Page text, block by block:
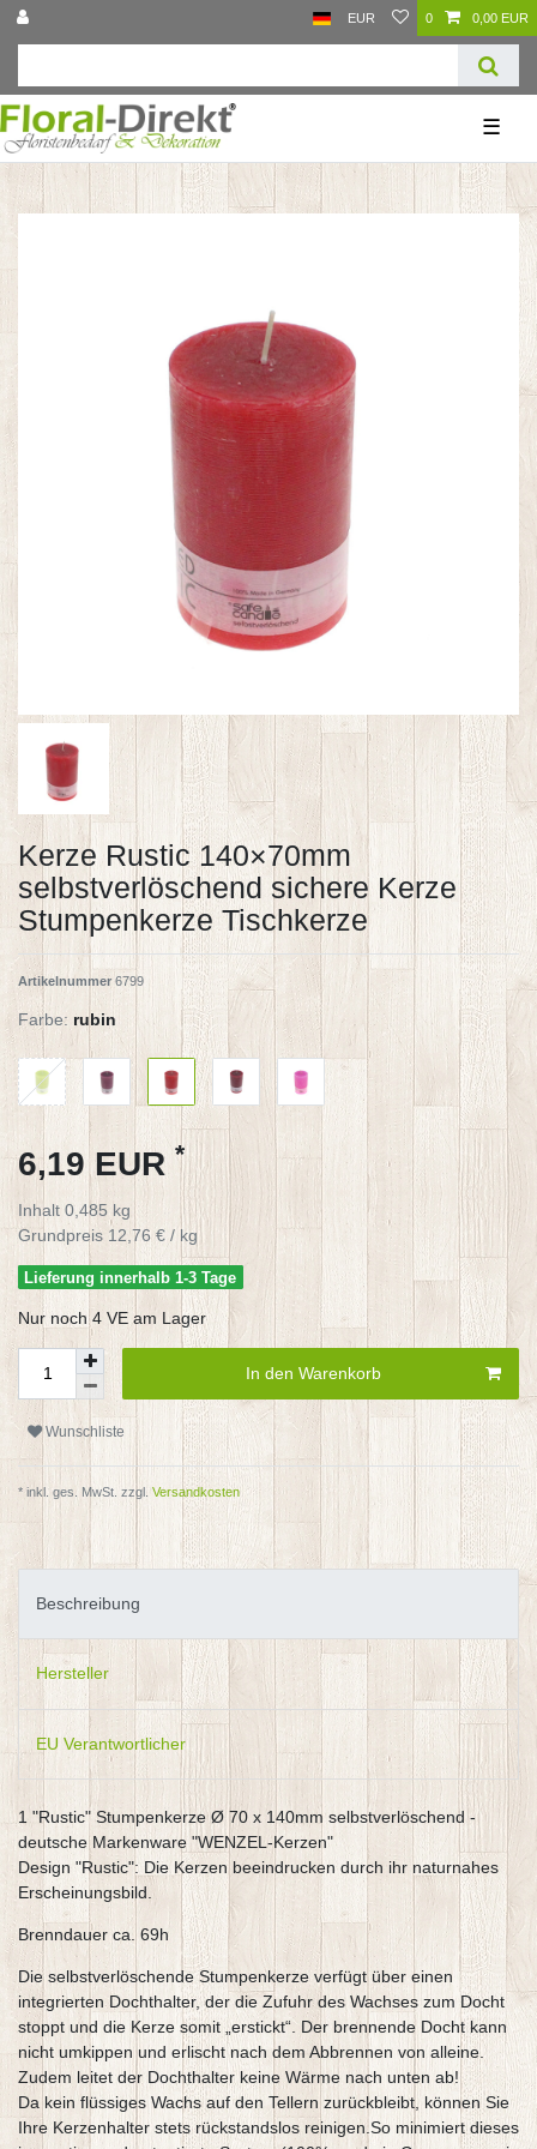
EUR 0 0,00 EUR
☰
Kerze Rustic 140×70mm
selbstverlöschend sichere Kerze
Stumpenkerze Tischkerze
Artikelnummer 6799
Farbe: rubin
6,19 EUR *
Inhalt 0,485 kg
Grundpreis 12,76 € / kg
Lieferung innerhalb 1-3 Tage
Nur noch 4 VE am Lager
In den Warenkorb
Wunschliste
* inkl. ges. MwSt. zzgl. Versandkosten
Beschreibung
Hersteller
EU Verantwortlicher
1 "Rustic" Stumpenkerze Ø 70 x 140mm selbstverlöschend -
deutsche Markenware "WENZEL-Kerzen"
Design "Rustic": Die Kerzen beeindrucken durch ihr naturnahes
Erscheinungsbild.
Brenndauer ca. 69h
Die selbstverlöschende Stumpenkerze verfügt über einen
integrierten Dochthalter, der die Zufuhr des Wachses zum Docht
stoppt und die Kerze somit „erstickt“. Der brennende Docht kann
nicht umkippen und erlischt nach dem Abbrennen von alleine.
Zudem leitet der Dochthalter keine Wärme nach unten ab!
Da kein flüssiges Wachs auf den Tellern zurückbleibt, können Sie
Ihre Kerzenhalter stets rückstandslos reinigen.So minimiert dieses